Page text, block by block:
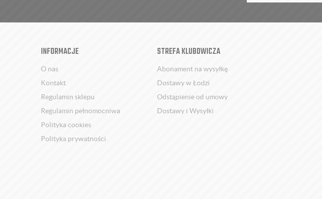
INFORMACJE
O nas
Kontakt
Regulamin sklepu
Regulamin pełnomocniwa
Polityka cookies
Polityka prywatności
STREFA KLUBOWICZA
Abonament na wysyłkę
Dostawy w Łodzi
Odstąpienie od umowy
Dostawy i Wysyłki